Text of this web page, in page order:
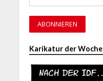
Karikatur der Woche